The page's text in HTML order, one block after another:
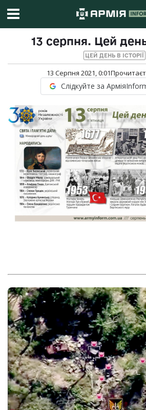
13 серпня. Цей день
ЦЕЙ ДЕНЬ В ІСТОРІЇ
13 Серпня 2021, 0:01
Слідкуйте за